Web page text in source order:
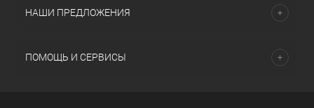
НАШИ ПРЕДЛОЖЕНИЯ
ПОМОЩЬ И СЕРВИСЫ